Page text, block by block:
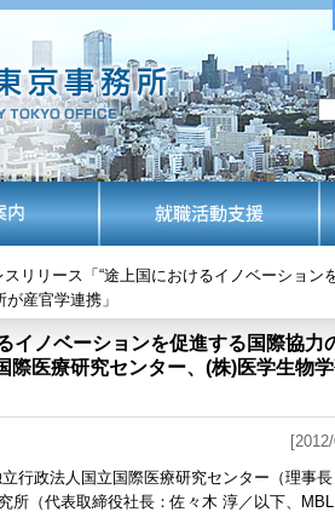
リリース「“途上国におけるイノベーション
産官学連携」
イノベーションを促進する国際協力
際医療研究センター、(株)医学生物
行政法人国立国際医療研究センター（理事
所（代表取締役社長：佐々木 淳／以下、